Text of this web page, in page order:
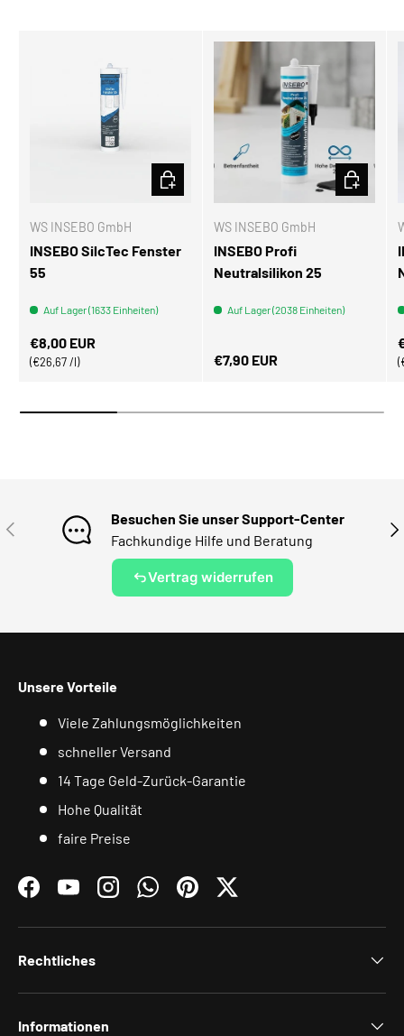
WS INSEBO GmbH
INSEBO SilcTec Fenster
55
Auf Lager (1633 Einheiten)
Normaler Preis
€8,00 EUR
Grundpreis
€26,67 /l
OPTIONEN AUSWÄHLEN
WS INSEBO GmbH
INSEBO Profi
Neutralsilikon 25
Auf Lager (2038 Einheiten)
Normaler Preis
€7,90 EUR
VORHERIGE
Besuchen Sie unser Support-Center
Fachkundige Hilfe und Beratung
Vertrag widerrufen
Unsere Vorteile
Viele Zahlungsmöglichkeiten
schneller Versand
14 Tage Geld-Zurück-Garantie
Hohe Qualität
faire Preise
FacebookYouTubeInstagramWhatsAppPinterestTwitter
Rechtliches
Informationen